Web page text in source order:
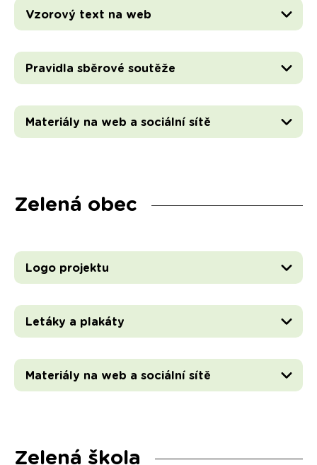
Vzorový text na web
Pravidla sběrové soutěže
Materiály na web a sociální sítě
Zelená obec
Logo projektu
Letáky a plakáty
Materiály na web a sociální sítě
Zelená škola